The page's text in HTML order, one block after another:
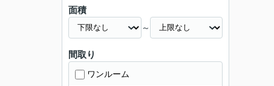
面積
～
間取り
ワンルーム